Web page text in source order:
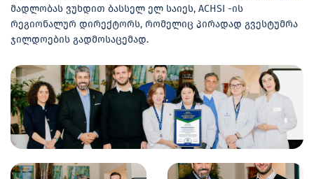
მადლობას ვუხდით ბასსელ ელ საიეს, ACHSI -ის
რეგიონალურ დირექტორს, რომელიც პირადად გვესტუმრა
ჯილდოების გადმოსაცემად.